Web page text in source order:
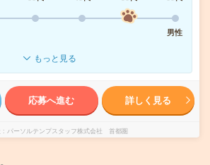
男性
もっと見る
応募へ進む 詳しく見る
パーソルテンプスタッフ株式会社 首都圏